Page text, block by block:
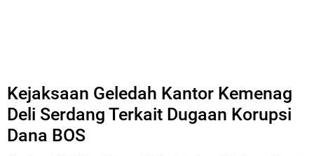
Kejaksaan Geledah Kantor Kemenag
Deli Serdang Terkait Dugaan Korupsi
Dana BOS